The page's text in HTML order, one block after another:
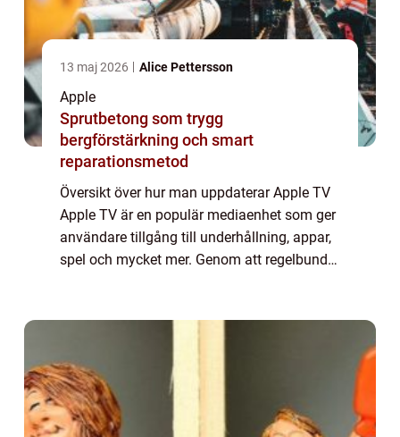
13 maj 2026 Alice Pettersson
Apple
Sprutbetong som trygg
bergförstärkning och smart
reparationsmetod
Översikt över hur man uppdaterar Apple TV
Apple TV är en populär mediaenhet som ger
användare tillgång till underhållning, appar,
spel och mycket mer. Genom att regelbundet